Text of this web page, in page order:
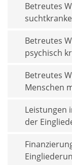
Betreutes
Betreutes
psychisch
Betreutes
Menschen
Leistungen
der